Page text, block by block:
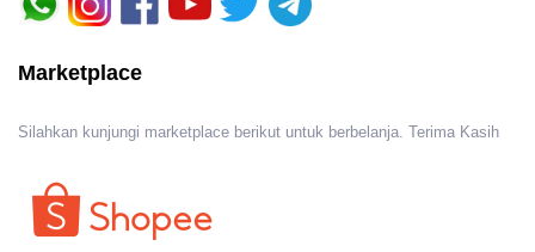
Marketplace
Silahkan kunjungi marketplace berikut untuk berbelanja. Terima Kasih